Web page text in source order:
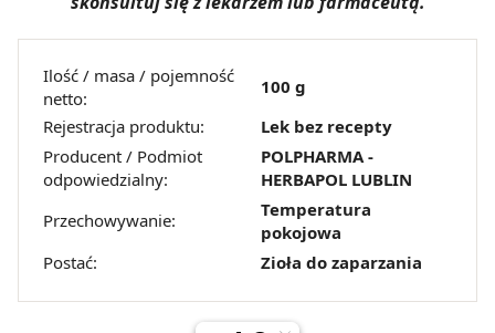
Strony.
Ilość / masa / pojemność
netto:
100 g
Rejestracja produktu:
Lek bez recepty
Producent / Podmiot
odpowiedzialny:
POLPHARMA -
HERBAPOL LUBLIN
Przechowywanie:
Temperatura
pokojowa
Postać:
Zioła do zaparzania